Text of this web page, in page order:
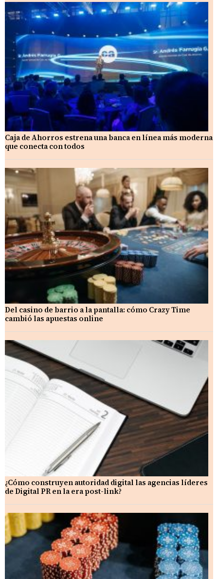
Caja de Ahorros estrena una banca en línea más moderna
que conecta con todos
Del casino de barrio a la pantalla: cómo Crazy Time
cambió las apuestas online
¿Cómo construyen autoridad digital las agencias líderes
de Digital PR en la era post-link?